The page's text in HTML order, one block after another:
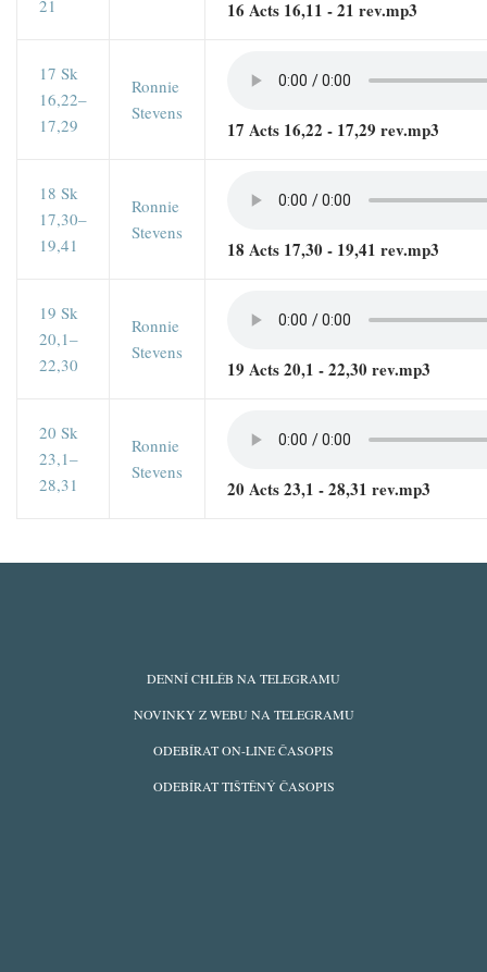
21 16 Acts 16,11 - 21 rev.mp3
17 Sk
16,22–
17,29
Ronnie
Stevens
17 Acts 16,22 - 17,29 rev.mp3
18 Sk
17,30–
19,41
Ronnie
Stevens
18 Acts 17,30 - 19,41 rev.mp3
19 Sk
20,1–
22,30
Ronnie
Stevens
19 Acts 20,1 - 22,30 rev.mp3
20 Sk
23,1–
28,31
Ronnie
Stevens
20 Acts 23,1 - 28,31 rev.mp3
DENNÍ CHLÉB NA TELEGRAMU
NOVINKY Z WEBU NA TELEGRAMU
ODEBÍRAT ON-LINE ČASOPIS
ODEBÍRAT TIŠTĚNÝ ČASOPIS